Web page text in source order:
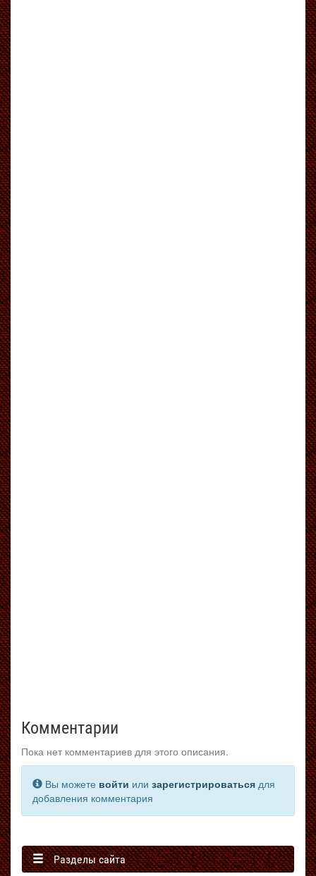
Комментарии
Пока нет комментариев для этого описания.
Вы можете войти или зарегистрироваться для
добавления комментария
Разделы сайта